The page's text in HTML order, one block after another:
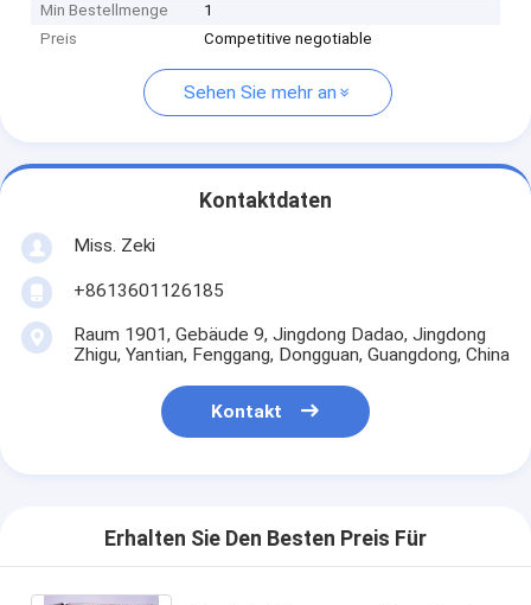
Min Bestellmenge
1
Preis
Competitive negotiable
Sehen Sie mehr an
Kontaktdaten
Miss. Zeki
+8613601126185
Raum 1901, Gebäude 9, Jingdong Dadao, Jingdong
Zhigu, Yantian, Fenggang, Dongguan, Guangdong, China
Kontakt
Erhalten Sie Den Besten Preis Für